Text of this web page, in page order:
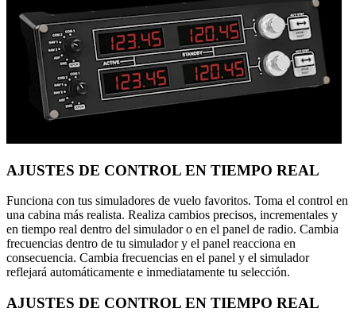
AJUSTES DE CONTROL EN TIEMPO REAL
Funciona con tus simuladores de vuelo favoritos. Toma el control en
una cabina más realista. Realiza cambios precisos, incrementales y
en tiempo real dentro del simulador o en el panel de radio. Cambia
frecuencias dentro de tu simulador y el panel reacciona en
consecuencia. Cambia frecuencias en el panel y el simulador
reflejará automáticamente e inmediatamente tu selección.
AJUSTES DE CONTROL EN TIEMPO REAL